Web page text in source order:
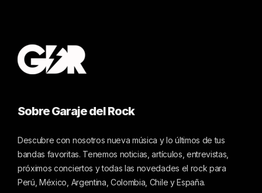
Sobre Garaje del Rock
Descubre con nosotros nueva música y lo últimos de tus
bandas favoritas. Tenemos noticias, artículos, entrevistas,
próximos conciertos y todas las novedades el rock para
Perú, México, Argentina, Colombia, Chile y España.